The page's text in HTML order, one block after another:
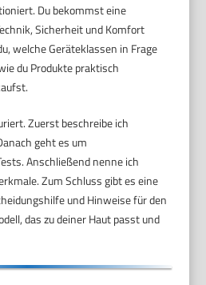
Du bekommst eine
Sicherheit und Komfort
welche Geräteklassen in Frage
du Produkte praktisch
Zuerst beschreibe ich
geht es um
Anschließend nenne ich
Zum Schluss gibt es eine
und Hinweise für den
das zu deiner Haut passt und